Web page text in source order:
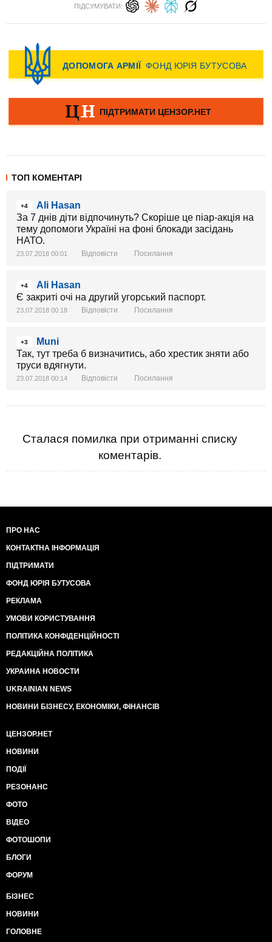
ПІДСУМУВАТИ:
ТОП КОМЕНТАРІ
+4
Ali Hasan
За 7 днів діти відпочинуть? Скоріше це піар-акція на
тему допомоги Україні на фоні блокади засідань
НАТО.
23.07.2018 00:01 Відповісти Посилання
+4
Ali Hasan
Є закриті очі на другий угорський паспорт.
23.07.2018 00:18 Відповісти Посилання
+3
Muni
Так, тут треба б визначитись, або хрестик зняти або
труси вдягнути.
23.07.2018 00:14 Відповісти Посилання
Сталася помилка при отриманні списку
коментарів.
ПРО НАС
КОНТАКТНА ІНФОРМАЦІЯ
ПІДТРИМАТИ
ФОНД ЮРІЯ БУТУСОВА
РЕКЛАМА
УМОВИ КОРИСТУВАННЯ
ПОЛІТИКА КОНФІДЕНЦІЙНОСТІ
РЕДАКЦІЙНА ПОЛІТИКА
УКРАИНА НОВОСТИ
UKRAINIAN NEWS
НОВИНИ БІЗНЕСУ, ЕКОНОМІКИ, ФІНАНСІВ
ЦЕНЗОР.НЕТ
НОВИНИ
ПОДІЇ
РЕЗОНАНС
ФОТО
ВІДЕО
ФОТОШОПИ
БЛОГИ
ФОРУМ
БІЗНЕС
НОВИНИ
ГОЛОВНЕ